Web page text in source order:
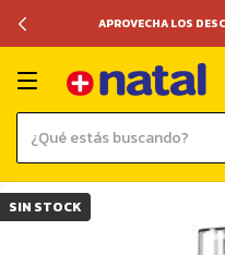
APROVECHA LOS
SIN STOCK